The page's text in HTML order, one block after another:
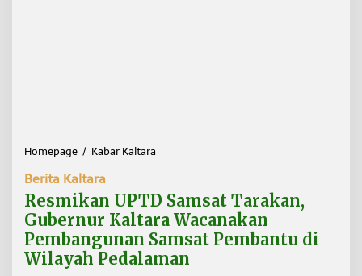
Homepage / Kabar Kaltara
m
i
k
a
n
U
Berita Kaltara
Resmikan UPTD Samsat Tarakan,
Gubernur Kaltara Wacanakan
Pembangunan Samsat Pembantu di
Wilayah Pedalaman